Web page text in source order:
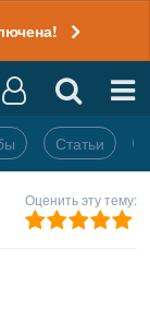
Статьи
Оценить эту тему: